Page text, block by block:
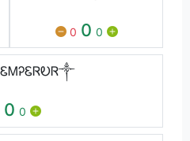
0 0 0
0 0